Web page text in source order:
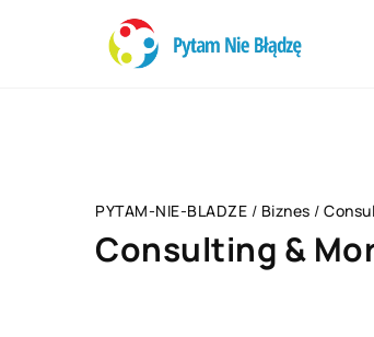
PYTAM-NIE-BLADZE / Biznes /
Consulting &